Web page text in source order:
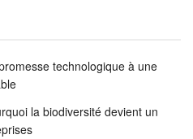
technologique à une
la biodiversité devient un